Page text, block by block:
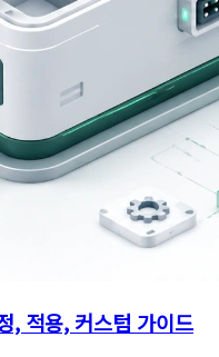
적용, 커스텀 가이드